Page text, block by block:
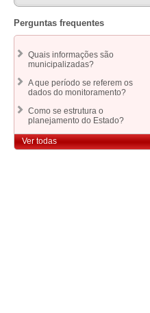
Perguntas frequentes
Quais informações são
municipalizadas?
A que período se referem os
dados do monitoramento?
Como se estrutura o
planejamento do Estado?
Ver todas